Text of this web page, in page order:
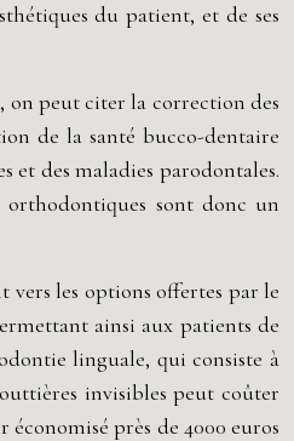
du patient, et de ses
on peut citer la correction des
de la santé bucco-dentaire
des maladies parodontales.
sont donc un
les options offertes par le
ainsi aux patients de
linguale, qui consiste à
invisibles peut coûter
près de 4000 euros